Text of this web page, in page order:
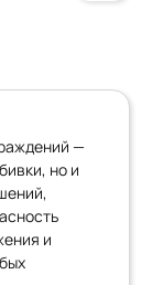
—
но и
и